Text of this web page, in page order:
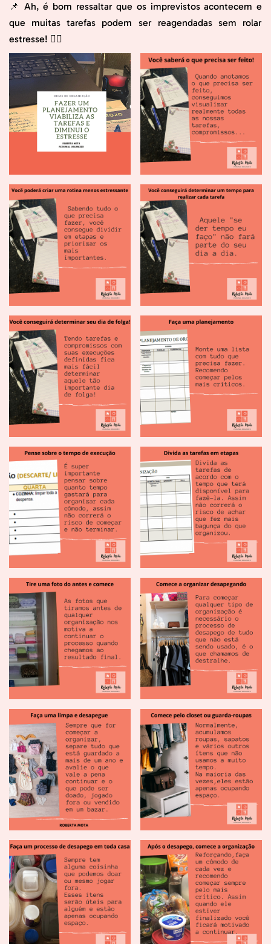
📌 Ah, é bom ressaltar que os imprevistos acontecem e
que muitas tarefas podem ser reagendadas sem rolar
estresse! 👍🏻